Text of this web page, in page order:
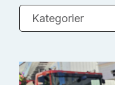
Kategorier